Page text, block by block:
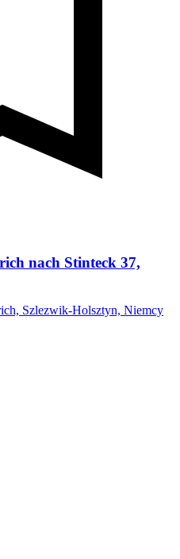
nach Stinteck 37,
Szlezwik-Holsztyn, Niemcy